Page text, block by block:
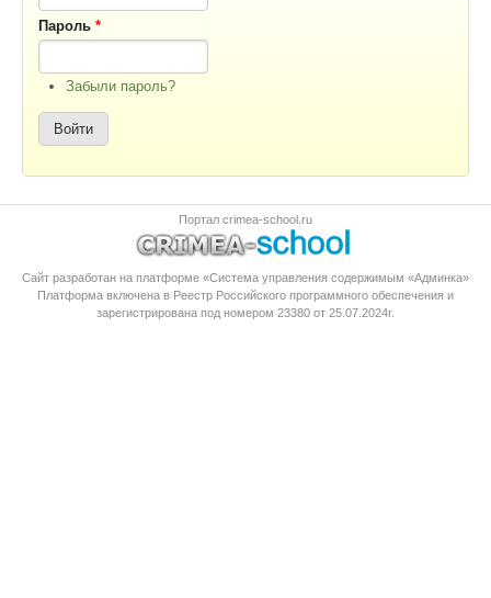
Пароль *
Забыли пароль?
Портал crimea-school.ru
Сайт разработан на платформе «Система управления содержимым «Админка»
Платформа включена в Реестр Российского программного обеспечения и
зарегистрирована под номером 23380 от 25.07.2024г.